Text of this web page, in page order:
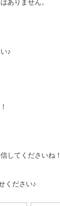
ありません。
♪
してくださいね！
ください♪